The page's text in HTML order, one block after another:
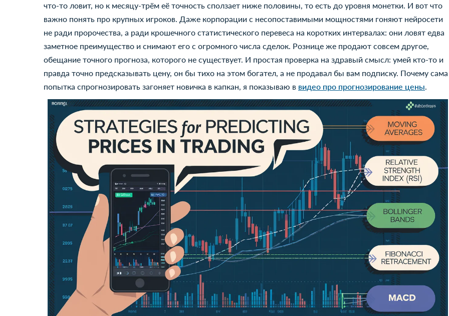
что-то ловит, но к месяцу-трём её точность сползает ниже половины, то есть до уровня монетки. И вот что
важно понять про крупных игроков. Даже корпорации с несопоставимыми мощностями гоняют нейросети
не ради пророчества, а ради крошечного статистического перевеса на коротких интервалах: они ловят едва
заметное преимущество и снимают его с огромного числа сделок. Рознице же продают совсем другое,
обещание точного прогноза, которого не существует. И простая проверка на здравый смысл: умей кто-то и
правда точно предсказывать цену, он бы тихо на этом богател, а не продавал бы вам подписку. Почему сама
попытка спрогнозировать загоняет новичка в капкан, я показываю в видео про прогнозирование цены.